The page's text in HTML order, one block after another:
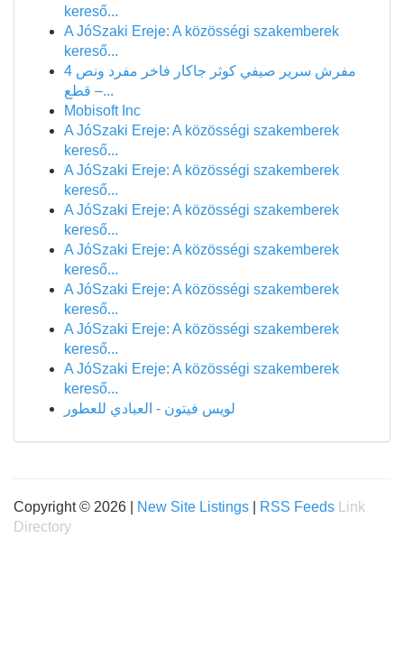
kereső...
A JóSzaki Ereje: A közösségi szakemberek
kereső...
مفرش سرير صيفي كوثر جاكار فاخر مفرد ونص 4
قطع –...
Mobisoft Inc
A JóSzaki Ereje: A közösségi szakemberek
kereső...
A JóSzaki Ereje: A közösségi szakemberek
kereső...
A JóSzaki Ereje: A közösségi szakemberek
kereső...
A JóSzaki Ereje: A közösségi szakemberek
kereső...
A JóSzaki Ereje: A közösségi szakemberek
kereső...
A JóSzaki Ereje: A közösségi szakemberek
kereső...
A JóSzaki Ereje: A közösségi szakemberek
kereső...
لويس فيتون - العبادي للعطور
Copyright © 2026 | New Site Listings RSS Feeds
Link
Directory